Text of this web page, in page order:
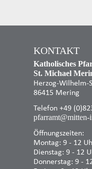
KONTAKT
Katholisches
St. Michael
Herzog-Wilhelm-
86415 Mering
Telefon +49
pfarramt@mitten-
Öffnungszeiten:
Montag: 9 - 12
Dienstag: 9 - 12
Donnerstag: 9 -